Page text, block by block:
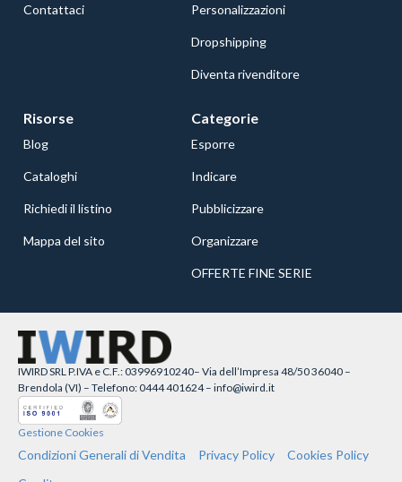
Contattaci Personalizzazioni
Dropshipping
Diventa rivenditore
Risorse
Blog
Cataloghi
Richiedi il listino
Mappa del sito
Categorie
Esporre
Indicare
Pubblicizzare
Organizzare
OFFERTE FINE SERIE
IWIRD SRL P.IVA e C.F.: 03996910240– Via dell’Impresa 48/50 36040 –
Brendola (VI) – Telefono: 0444 401624 – info@iwird.it
Gestione Cookies
Condizioni Generali di Vendita Privacy Policy
Cookies Policy